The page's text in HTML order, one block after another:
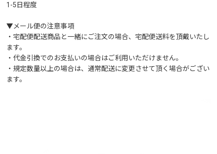
1-5日程度
▼メール便の注意事項
・宅配便配送商品と一緒にご注文の場合、宅配便送料を頂戴いたし
ます。
・代金引換でのお支払いの場合はご利用いただけません。
・規定数量以上の場合は、通常配送に変更させて頂く場合がござい
ます。